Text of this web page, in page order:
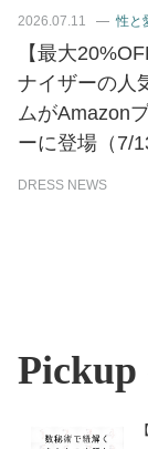
2026.07.11 性と
【最大
ナイザーの人
ムがAmazon
ーに登場（7/
DRESS NEWS
Pickup